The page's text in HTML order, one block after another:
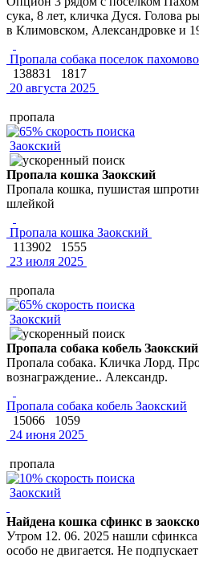
сука, 8 лет, кличка Дуся. Голова
в Климовском, Александровке и
Пропала собака поселок
138831
1817
20 августа 2025
пропала
Заокский
Пропала кошка Заокский
Пропала кошка, пушистая
шлейкой
Пропала кошка Заокский
113902
1555
23 июля 2025
пропала
Заокский
Пропала собака кобель Заокский
Пропала собака. Кличка Лорд.
вознаграждение.. Александр.
Пропала собака кобель Заокский
15066
1059
24 июня 2025
пропала
Заокский
Найдена кошка сфинкс в
Утром 12. 06. 2025 нашли
особо не двигается. Не